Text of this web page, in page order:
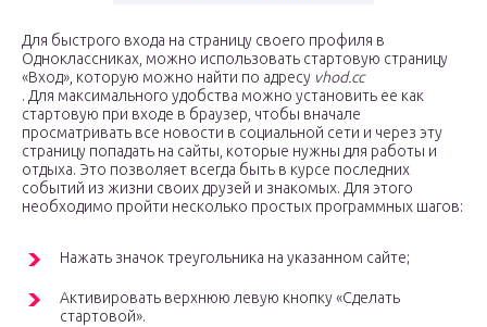
Для быстрого входа на страницу своего профиля в
Одноклассниках, можно использовать стартовую страницу
«Вход», которую можно найти по адресу vhod.cc
. Для максимального удобства можно установить ее как
стартовую при входе в браузер, чтобы вначале
просматривать все новости в социальной сети и через эту
страницу попадать на сайты, которые нужны для работы и
отдыха. Это позволяет всегда быть в курсе последних
событий из жизни своих друзей и знакомых. Для этого
необходимо пройти несколько простых программных шагов:
Нажать значок треугольника на указанном сайте;
Активировать верхнюю левую кнопку «Сделать
стартовой».